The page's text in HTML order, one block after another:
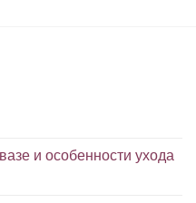
и особенности ухода